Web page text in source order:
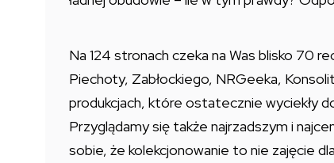
Na 124 stronach czeka na Was blisko 70
Piechoty, Zabłockiego, NRGeeka,
produkcjach, które ostatecznie wyciekły
Przyglądamy się także najrzadszym i
sobie, że kolekcjonowanie to nie zajęcie